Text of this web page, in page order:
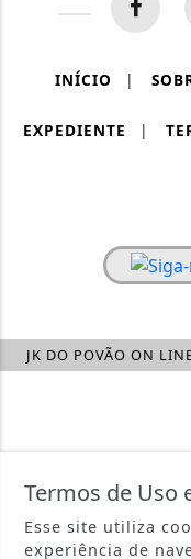
INÍCIO |
EXPEDIENTE |
JK DO POVÃO ON
Termos de Uso
Esse site utiliza
experiência de